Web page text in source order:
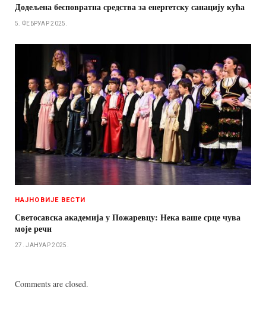
Додељена бесповратна средства за енергетску санацију кућа
5. ФЕБРУАР 2025.
НАЈНОВИЈЕ ВЕСТИ
Светосавска академија у Пожаревцу: Нека ваше срце чува
моје речи
27. ЈАНУАР 2025.
Comments are closed.